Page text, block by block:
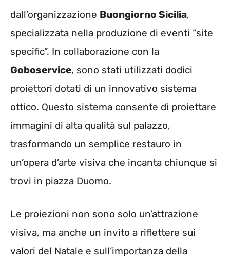
dall’organizzazione Buongiorno Sicilia,
specializzata nella produzione di eventi “site
specific”. In collaborazione con la
Goboservice, sono stati utilizzati dodici
proiettori dotati di un innovativo sistema
ottico. Questo sistema consente di proiettare
immagini di alta qualità sul palazzo,
trasformando un semplice restauro in
un’opera d’arte visiva che incanta chiunque si
trovi in piazza Duomo.
Le proiezioni non sono solo un’attrazione
visiva, ma anche un invito a riflettere sui
valori del Natale e sull’importanza della